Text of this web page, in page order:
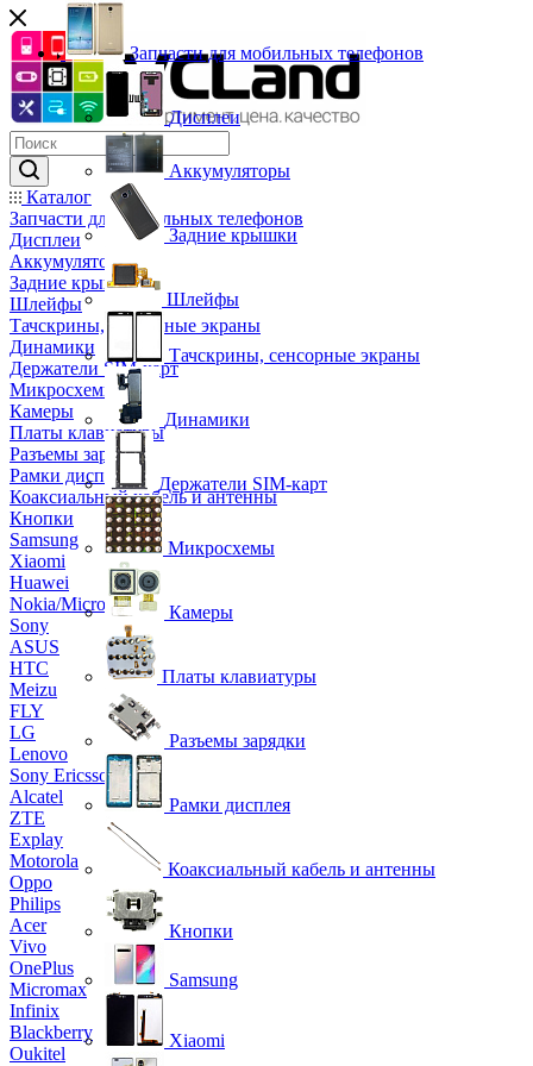
Каталог
Запчасти для мобильных телефонов
Дисплеи
Аккумуляторы
Задние крышки
Шлейфы
Тачскрины, сенсорные экраны
Динамики
Держатели SIM-карт
Микросхемы
Камеры
Платы клавиатуры
Разъемы зарядки
Рамки дисплея
Коаксиальный кабель и антенны
Кнопки
Samsung
Xiaomi
Huawei
Nokia/Microsoft
Sony
ASUS
HTC
Meizu
FLY
LG
Lenovo
Sony Ericsson
Alcatel
ZTE
Explay
Motorola
Oppo
Philips
Acer
Vivo
OnePlus
Micromax
Infinix
Blackberry
Oukitel
Запчасти для мобильных телефонов
Дисплеи
Аккумуляторы
Задние крышки
Шлейфы
Тачскрины, сенсорные экраны
Динамики
Держатели SIM-карт
Микросхемы
Камеры
Платы клавиатуры
Разъемы зарядки
Рамки дисплея
Коаксиальный кабель и антенны
Кнопки
Samsung
Xiaomi